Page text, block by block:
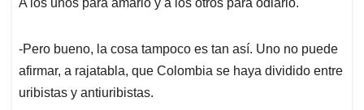
A los unos para amarlo y a los otros para odiarlo.
-Pero bueno, la cosa tampoco es tan así. Uno no puede
afirmar, a rajatabla, que Colombia se haya dividido entre
uribistas y antiuribistas.